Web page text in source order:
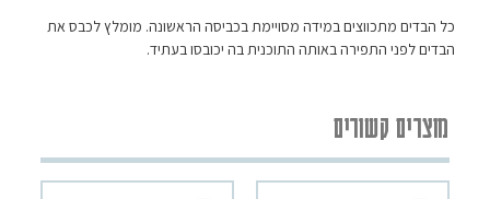
כל הבדים מתכווצים במידה מסויימת בכביסה הראשונה. מומלץ לכבס את
הבדים לפני התפירה באותה התוכנית בה יכובסו בעתיד.
מוצרים קשורים